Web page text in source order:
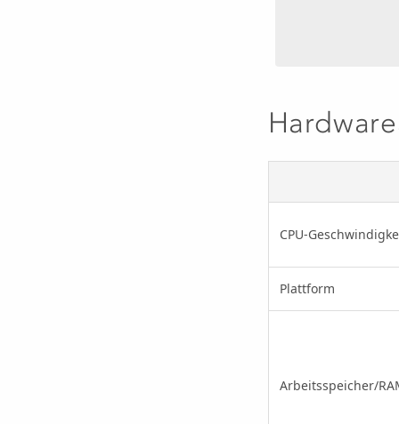
CPU-
Plattform
Arbeitsspeicher/